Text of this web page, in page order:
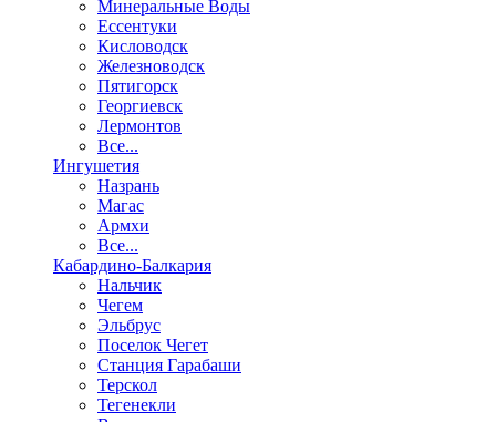
Минеральные Воды
Ессентуки
Кисловодск
Железноводск
Пятигорск
Георгиевск
Лермонтов
Все...
Ингушетия
Назрань
Магас
Армхи
Все...
Кабардино-Балкария
Нальчик
Чегем
Эльбрус
Поселок Чегет
Станция Гарабаши
Терскол
Тегенекли